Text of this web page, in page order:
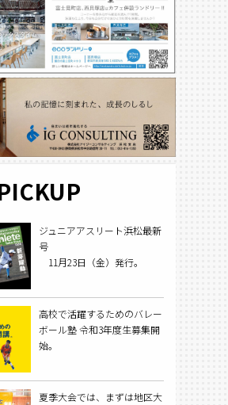
ジュニアアスリート浜松最新
号
11月23日（金）発行。
高校で活躍するためのバレー
ボール塾 令和3年度生募集開
始。
夏季大会では、まずは地区大